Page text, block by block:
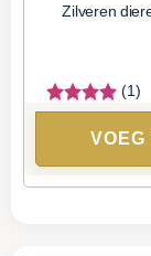
Zilveren
(1)